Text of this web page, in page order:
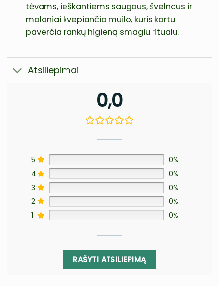
tėvams, ieškantiems saugaus, švelnaus ir
maloniai kvepiančio muilo, kuris kartu
paverčia rankų higieną smagiu ritualu.
Atsiliepimai
0,0
5
0%
4
0%
3
0%
2
0%
1
0%
RAŠYTI ATSILIEPIMĄ